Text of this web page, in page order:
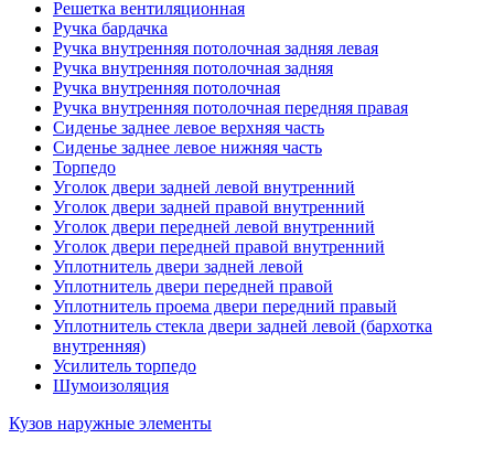
Решетка вентиляционная
Ручка бардачка
Ручка внутренняя потолочная задняя левая
Ручка внутренняя потолочная задняя
Ручка внутренняя потолочная
Ручка внутренняя потолочная передняя правая
Сиденье заднее левое верхняя часть
Сиденье заднее левое нижняя часть
Торпедо
Уголок двери задней левой внутренний
Уголок двери задней правой внутренний
Уголок двери передней левой внутренний
Уголок двери передней правой внутренний
Уплотнитель двери задней левой
Уплотнитель двери передней правой
Уплотнитель проема двери передний правый
Уплотнитель стекла двери задней левой (бархотка
внутренняя)
Усилитель торпедо
Шумоизоляция
Кузов наружные элементы